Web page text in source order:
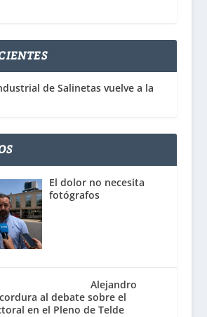
de Salinetas vuelve a la
El dolor no necesita
fotógrafos
Alejandro
al debate sobre el
en el Pleno de Telde